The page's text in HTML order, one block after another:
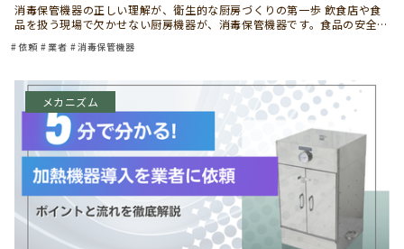
消毒保管機器の正しい理解が、衛生的な厨房づくりの第一歩 飲食店や食
品を扱う現場で欠かせない厨房機器が、消毒保管機器です。食品の安全を
管機器は導入して終わり […]
依頼 業者 消毒保管機器
メカニズム